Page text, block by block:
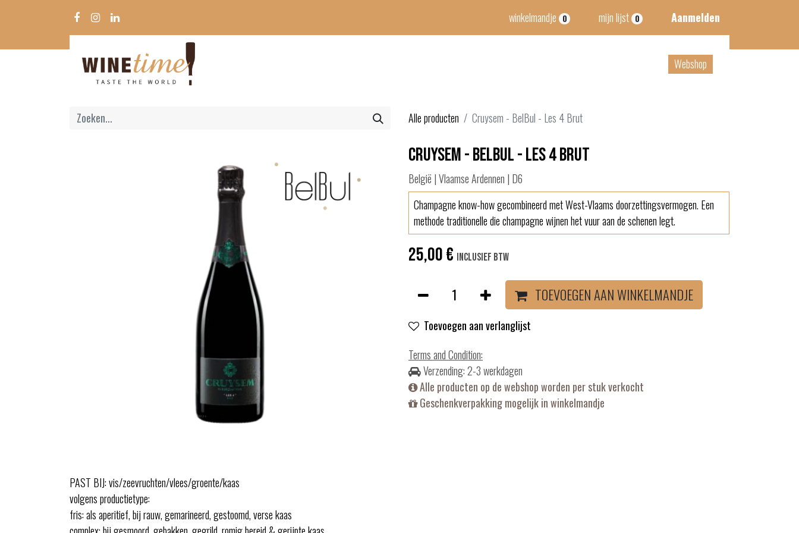
winkelmandje 0 mijn lijst 0 Aanmelden
Webshop
Alle producten Cruysem - BelBul - Les 4 Brut
Cruysem - BelBul - Les 4 Brut
België | Vlaamse Ardennen | D6
Champagne know-how gecombineerd met West-Vlaams doorzettingsvermogen. Een
methode traditionelle die champagne wijnen het vuur aan de schenen legt.
25,00€ Inclusief btw
TOEVOEGEN AAN WINKELMANDJE
Toevoegen aan verlanglijst
Terms and Condition:
Verzending: 2-3 werkdagen
Alle producten op de webshop worden per stuk verkocht
Geschenkverpakking mogelijk in winkelmandje
PAST BIJ: vis/zeevruchten/vlees/groente/kaas
volgens productietype:
fris: als aperitief, bij rauw, gemarineerd, gestoomd, verse kaas